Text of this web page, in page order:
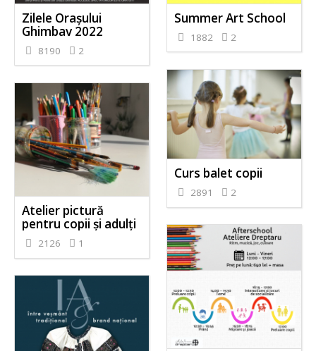
Zilele Orașului
Ghimbav 2022
8190 2
Summer Art School
1882 2
Curs balet copii
2891 2
Atelier pictură
pentru copii și adulți
2126 1